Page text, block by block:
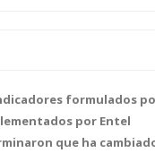
formulados
por Entel
que ha